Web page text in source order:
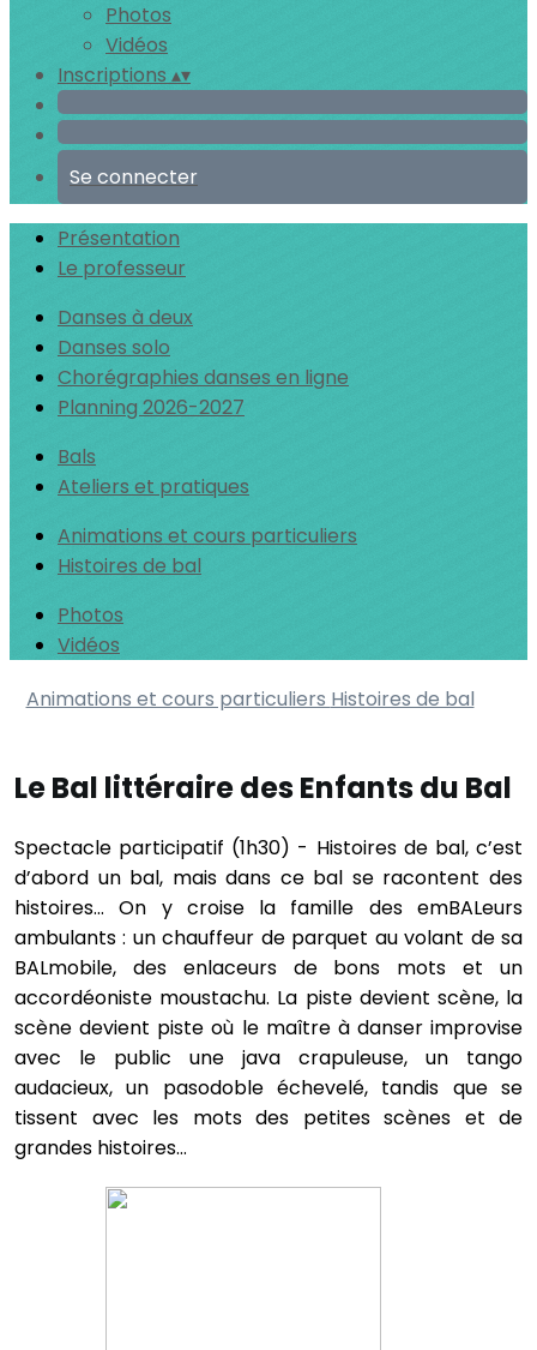
Photos
Vidéos
Inscriptions ▴▾
Se connecter
Présentation
Le professeur
Danses à deux
Danses solo
Chorégraphies danses en ligne
Planning 2026-2027
Bals
Ateliers et pratiques
Animations et cours particuliers
Histoires de bal
Photos
Vidéos
Animations et cours particuliers Histoires de bal
Le Bal littéraire des Enfants du Bal
Spectacle participatif (1h30) - Histoires de bal, c’est
d’abord un bal, mais dans ce bal se racontent des
histoires… On y croise la famille des emBALeurs
ambulants : un chauffeur de parquet au volant de sa
BALmobile, des enlaceurs de bons mots et un
accordéoniste moustachu. La piste devient scène, la
scène devient piste où le maître à danser improvise
avec le public une java crapuleuse, un tango
audacieux, un pasodoble échevelé, tandis que se
tissent avec les mots des petites scènes et de
grandes histoires…